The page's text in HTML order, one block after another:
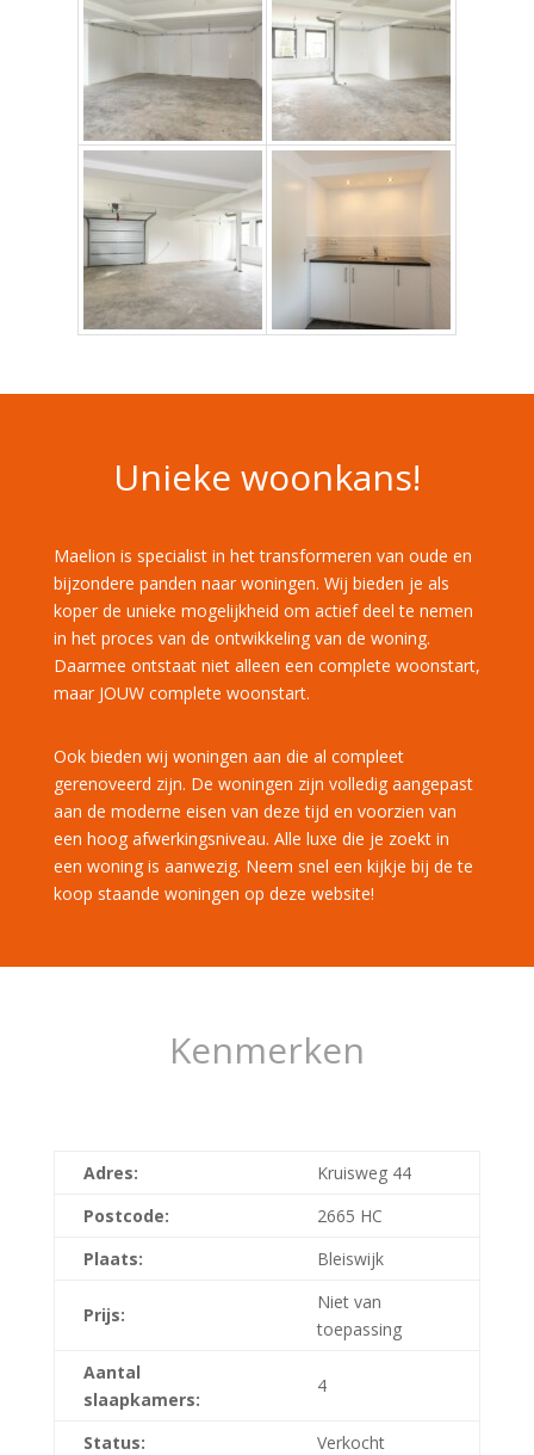
Unieke woonkans!
Maelion is specialist in het transformeren van oude en
bijzondere panden naar woningen. Wij bieden je als
koper de unieke mogelijkheid om actief deel te nemen
in het proces van de ontwikkeling van de woning.
Daarmee ontstaat niet alleen een complete woonstart,
maar JOUW complete woonstart.
Ook bieden wij woningen aan die al compleet
gerenoveerd zijn. De woningen zijn volledig aangepast
aan de moderne eisen van deze tijd en voorzien van
een hoog afwerkingsniveau. Alle luxe die je zoekt in
een woning is aanwezig. Neem snel een kijkje bij de te
koop staande woningen op deze website!
Kenmerken
Adres:
Kruisweg 44
Postcode:
2665 HC
Plaats:
Bleiswijk
Prijs:
Niet van
toepassing
Aantal
slaapkamers:
4
Status:
Verkocht